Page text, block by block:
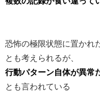
恐怖の極限状態に置かれ
とも考えられるが、
行動パターン自体が異常
とも言われている